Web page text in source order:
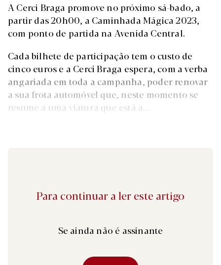
A Cerci Braga promove no próximo sá-bado, a
partir das 20h00, a Caminhada Mágica 2023,
com ponto de partida na Avenida Central.
Cada bilhete de participação tem o custo de
cinco euros e a Cerci Braga espera, com a verba
angariada em toda a campanha, poder renovar
a sua frota automóvel que, neste momento se
resume a uma viatura que está a...
Para continuar a ler este artigo
Se ainda não é assinante